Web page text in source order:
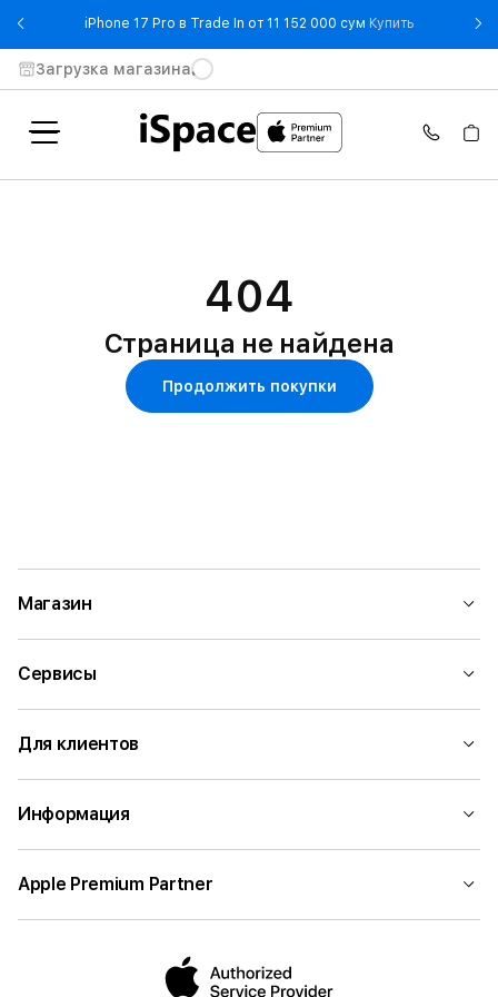
iPhone 17 Pro в Trade In от 11 152 000 сум Купить- iPhone 17
Загрузка магазина
404
Страница не найдена
Продолжить покупки
Магазин
Сервисы
Для клиентов
Информация
Apple Premium Partner